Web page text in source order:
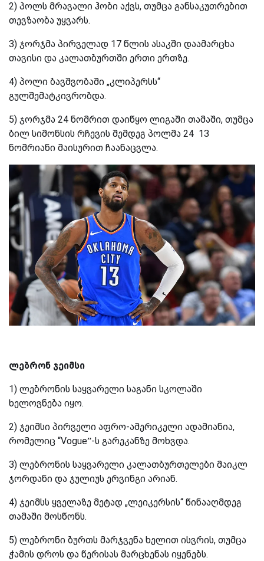
2) პოლს მრავალი ჰობი აქვს, თუმცა განსაკუთრებით
თევზაობა უყვარს.
3) ჯორჯმა პირველად 17 წლის ასაკში დაამარცხა
თავისი და კალათბურთში ერთი ერთზე.
4) პოლი ბავშვობაში „კლიპერსს“
გულშემატკივრობდა.
5) ჯორჯმა 24 ნომრით დაიწყო ლიგაში თამაში, თუმცა
ბილ სიმონსის რჩევის შემდეგ პოლმა 24 13
ნომრიანი მაისურით ჩაანაცვლა.
ლებრონ ჯეიმსი
1) ლებრონის საყვარელი საგანი სკოლაში
ხელოვნება იყო.
2) ჯეიმსი პირველი აფრო-ამერიკელი ადამიანია,
რომელიც “Vogue”-ს გარეკანზე მოხვდა.
3) ლებრონის საყვარელი კალათბურთელები მაიკლ
ჯორდანი და ჯულიუს ერვინგი არიან.
4) ჯეიმსს ყველაზე მეტად „ლეიკერსის“ წინააღმდეგ
თამაში მოსწონს.
5) ლებრონი ბურთს მარჯვენა ხელით ისვრის, თუმცა
ჭამის დროს და წერისას მარცხენას იყენებს.